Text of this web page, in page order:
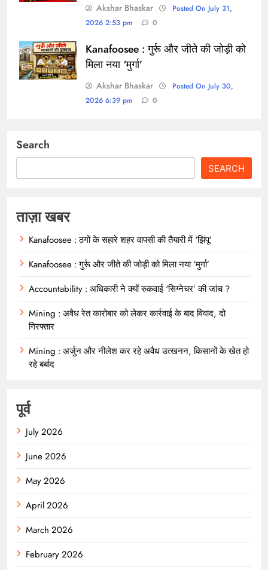
Akshar Bhaskar
Posted On July 31,
2026 2:53 pm
0
Kanafoosee : गुर्रू और जीते की जोड़ी को
मिला नया ‘मुर्गा’
Akshar Bhaskar
Posted On July 30,
2026 6:39 pm
0
Search
SEARCH
ताज़ा खबर
Kanafoosee : ठगों के सहारे शहर वापसी की तैयारी में ‘झिंपू’
Kanafoosee : गुर्रू और जीते की जोड़ी को मिला नया ‘मुर्गा’
Accountability : अधिकारी ने क्यों रुकवाई ‘सिग्नेचर’ की जांच ?
Mining : अवैध रेत कारोबार को लेकर कार्रवाई के बाद विवाद, दो
गिरफ्तार
Mining : अर्जुन और नीलेश कर रहे अवैध उत्खनन, किसानों के खेत हो
रहे बर्बाद
पूर्व
July 2026
June 2026
May 2026
April 2026
March 2026
February 2026